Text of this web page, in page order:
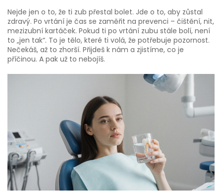
Nejde jen o to, že ti zub přestal bolet. Jde o to, aby zůstal
zdravý. Po vrtání je čas se zaměřit na prevenci – čištění, nit,
mezizubní kartáček. Pokud ti po vrtání zubu stále bolí, není
to „jen tak“. To je tělo, které ti volá, že potřebuje pozornost.
Nečekáš, až to zhorší. Přijdeš k nám a zjistíme, co je
příčinou. A pak už to nebojíš.